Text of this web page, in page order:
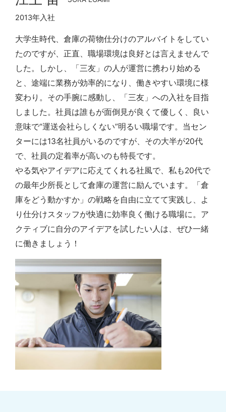
2013年入社
大学生時代、倉庫の荷物仕分けのアルバイトをしてい
たのですが、正直、職場環境は良好とは言えませんで
した。しかし、「三友」の人が運営に携わり始める
と、途端に業務が効率的になり、働きやすい環境に様
変わり。その手腕に感動し、「三友」への入社を目指
しました。社員は誰もが面倒見が良くて優しく、良い
意味で“運送会社らしくない”明るい職場です。当セン
ターには13名社員がいるのですが、その大半が20代
で、社員の定着率が高いのも特長です。
やる気やアイデアに応えてくれる社風で、私も20代で
の最年少所長として倉庫の運営に励んでいます。「倉
庫をどう動かすか」の戦略を自由に立てて実践し、よ
り仕分けスタッフが快適に効率良く働ける職場に。ア
クティブに自分のアイデアを試したい人は、ぜひ一緒
に働きましょう！